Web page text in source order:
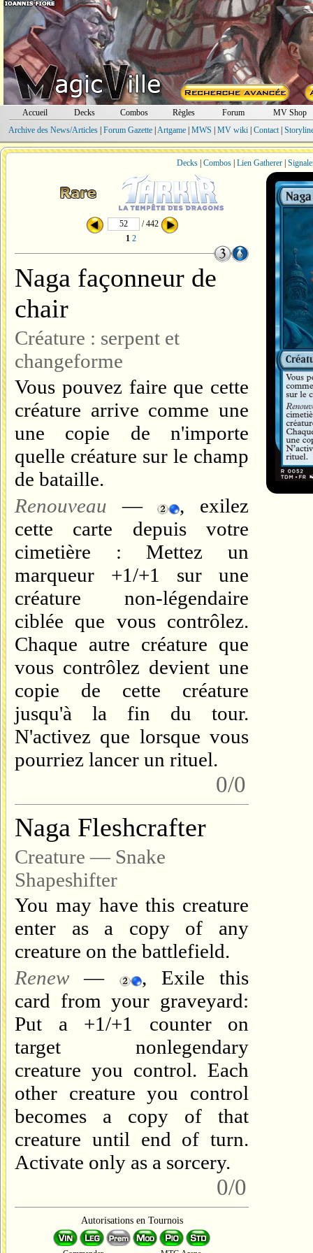
Accueil Decks Combos Règles Forum
MV Shop
Archive des News/Articles| Forum Gazette| Artgame| MWS MV wiki| Contact|
Decks| Combos| Lien Gatherer|
/ 442
1 2
Naga façonneur de
chair
Créature : serpent et
changeforme
Vous pouvez faire que cette
créature arrive comme une
une copie de n'importe
quelle créature sur le champ
de bataille.
Renouveau —
, exilez
cette carte depuis votre
cimetière : Mettez un
marqueur +1/+1 sur une
créature non-légendaire
ciblée que vous contrôlez.
Chaque autre créature que
vous contrôlez devient une
copie de cette créature
jusqu'à la fin du tour.
N'activez que lorsque vous
pourriez lancer un rituel.
0/0
Naga Fleshcrafter
Creature — Snake
Shapeshifter
You may have this creature
enter as a copy of any
creature on the battlefield.
Renew —
, Exile this
card from your graveyard:
Put a +1/+1 counter on
target nonlegendary
creature you control. Each
other creature you control
becomes a copy of that
creature until end of turn.
Activate only as a sorcery.
0/0
Autorisations en Tournois